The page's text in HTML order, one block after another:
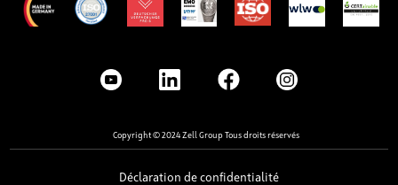
Copyright © 2024 Zell Group Tous droits réservés
Déclaration de confidentialité